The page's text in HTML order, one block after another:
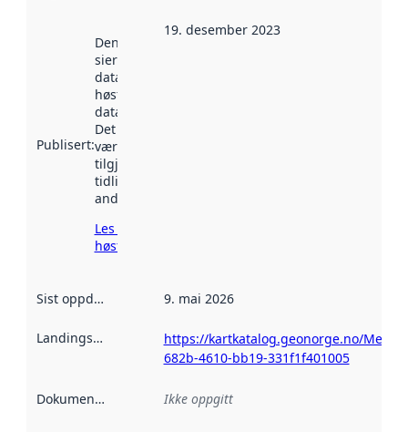
Publisert:
Denne datoen
sier når
datasettet ble
høstet av
data.norge.no.
Det kan ha
vært
tilgjengelig
tidligere
andre steder.
Les mer om
høsting her
19. desember 2023
Sist oppdatert 9. mai 2026
Landingsside
https://kartkatalog.geonorge.no/
682b-4610-bb19-331f1f401005
Dokumentasjon Ikke oppgitt